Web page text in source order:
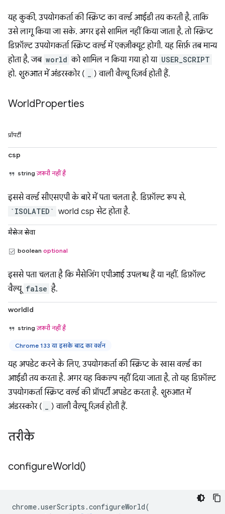
यह कुकी, उपयोगकर्ता की स्क्रिप्ट का वर्ल्ड आईडी तय करती है, ताकि
उसे लागू किया जा सके. अगर इसे शामिल नहीं किया जाता है, तो स्क्रिप्ट
डिफ़ॉल्ट उपयोगकर्ता स्क्रिप्ट वर्ल्ड में एक्ज़ीक्यूट होगी. यह सिर्फ़ तब मान्य
होता है, जब world को शामिल न किया गया हो या USER_SCRIPT
हो. शुरुआत में अंडरस्कोर ( ) वाली वैल्यू रिज़र्व होती हैं.
WorldProperties
प्रॉपर्टी
csp
stringज़रूरी नहीं है
इससे वर्ल्ड सीएसएपी के बारे में पता चलता है. डिफ़ॉल्ट रूप से,
`ISOLATED` world csp सेट होता है.
मैसेज सेवा
boolean optional
इससे पता चलता है कि मैसेजिंग एपीआई उपलब्ध हैं या नहीं. डिफ़ॉल्ट
वैल्यू false है.
worldId
stringज़रूरी नहीं है
Chrome 133 या इसके बाद का वर्शन
यह अपडेट करने के लिए, उपयोगकर्ता की स्क्रिप्ट के खास वर्ल्ड का
आईडी तय करता है. अगर यह विकल्प नहीं दिया जाता है, तो यह डिफ़ॉल्ट
उपयोगकर्ता स्क्रिप्ट वर्ल्ड की प्रॉपर्टी अपडेट करता है. शुरुआत में
अंडरस्कोर (
) वाली वैल्यू रिज़र्व होती हैं.
तरीके
configureWorld()
chrome.userScripts .configureWorld(